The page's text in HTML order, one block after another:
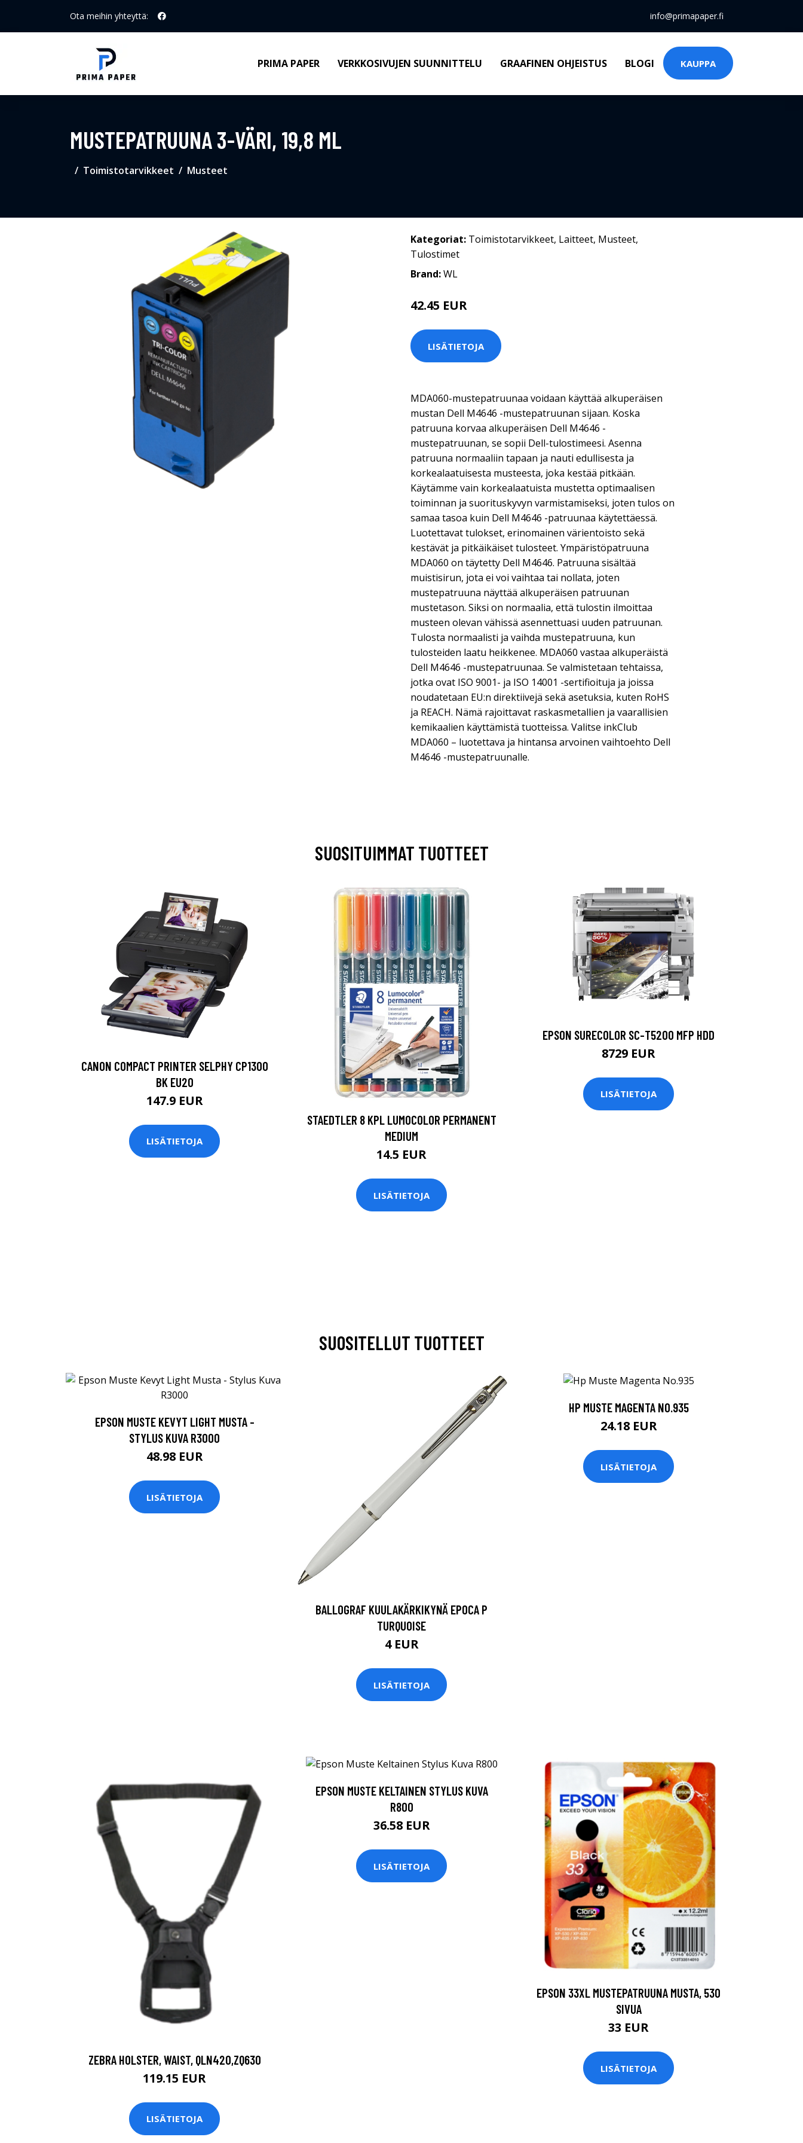
Ota meihin yhteyttä: info@primapaper.fi
PRIMA PAPER VERKKOSIVUJEN SUUNNITTELU GRAAFINEN OHJEISTUS BLOGI KAUPPA
MUSTEPATRUUNA 3-VÄRI, 19,8 ML
Toimistotarvikkeet Musteet
Kategoriat: Toimistotarvikkeet, Laitteet, Musteet,
Tulostimet
Brand:WL
42.45 EUR
LISÄTIETOJA
MDA060-mustepatruunaa voidaan käyttää alkuperäisen
mustan Dell M4646 -mustepatruunan sijaan. Koska
patruuna korvaa alkuperäisen Dell M4646 -
mustepatruunan, se sopii Dell-tulostimeesi. Asenna
patruuna normaaliin tapaan ja nauti edullisesta ja
korkealaatuisesta musteesta, joka kestää pitkään.
Käytämme vain korkealaatuista mustetta optimaalisen
toiminnan ja suorituskyvyn varmistamiseksi, joten tulos on
samaa tasoa kuin Dell M4646 -patruunaa käytettäessä.
Luotettavat tulokset, erinomainen värientoisto sekä
kestävät ja pitkäikäiset tulosteet. Ympäristöpatruuna
MDA060 on täytetty Dell M4646. Patruuna sisältää
muistisirun, jota ei voi vaihtaa tai nollata, joten
mustepatruuna näyttää alkuperäisen patruunan
mustetason. Siksi on normaalia, että tulostin ilmoittaa
musteen olevan vähissä asennettuasi uuden patruunan.
Tulosta normaalisti ja vaihda mustepatruuna, kun
tulosteiden laatu heikkenee. MDA060 vastaa alkuperäistä
Dell M4646 -mustepatruunaa. Se valmistetaan tehtaissa,
jotka ovat ISO 9001- ja ISO 14001 -sertifioituja ja joissa
noudatetaan EU:n direktiivejä sekä asetuksia, kuten RoHS
ja REACH. Nämä rajoittavat raskasmetallien ja vaarallisien
kemikaalien käyttämistä tuotteissa. Valitse inkClub
MDA060 – luotettava ja hintansa arvoinen vaihtoehto Dell
M4646 -mustepatruunalle.
SUOSITUIMMAT TUOTTEET
CANON COMPACT PRINTER SELPHY CP1300
BK EU20
147.9 EUR
LISÄTIETOJA
STAEDTLER 8 KPL LUMOCOLOR PERMANENT
MEDIUM
14.5 EUR
LISÄTIETOJA
EPSON SURECOLOR SC-T5200 MFP HDD
8729 EUR
LISÄTIETOJA
SUOSITELLUT TUOTTEET
EPSON MUSTE KEVYT LIGHT MUSTA -
STYLUS KUVA R3000
48.98 EUR
LISÄTIETOJA
BALLOGRAF KUULAKÄRKIKYNÄ EPOCA P
TURQUOISE
4 EUR
LISÄTIETOJA
HP MUSTE MAGENTA NO.935
24.18 EUR
LISÄTIETOJA
ZEBRA HOLSTER, WAIST, QLN420,ZQ630
119.15 EUR
LISÄTIETOJA
EPSON MUSTE KELTAINEN STYLUS KUVA
R800
36.58 EUR
LISÄTIETOJA
EPSON 33XL MUSTEPATRUUNA MUSTA, 530
SIVUA
33 EUR
LISÄTIETOJA